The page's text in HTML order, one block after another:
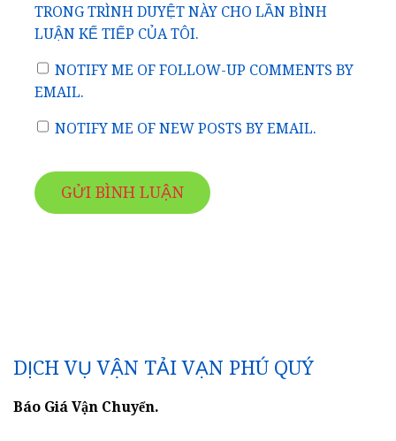
TRONG TRÌNH DUYỆT NÀY CHO LẦN BÌNH
LUẬN KẾ TIẾP CỦA TÔI.
NOTIFY ME OF FOLLOW-UP COMMENTS BY
EMAIL.
NOTIFY ME OF NEW POSTS BY EMAIL.
DỊCH VỤ VẬN TẢI VẠN PHÚ QUÝ
Báo Giá Vận Chuyển.